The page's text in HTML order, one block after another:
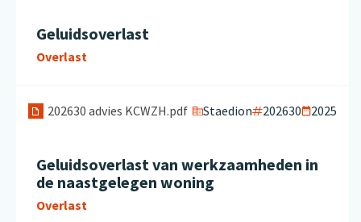
Geluidsoverlast
Overlast
202630 advies KCWZH.pdf Staedion 202630 2025
Geluidsoverlast van werkzaamheden in
de naastgelegen woning
Overlast